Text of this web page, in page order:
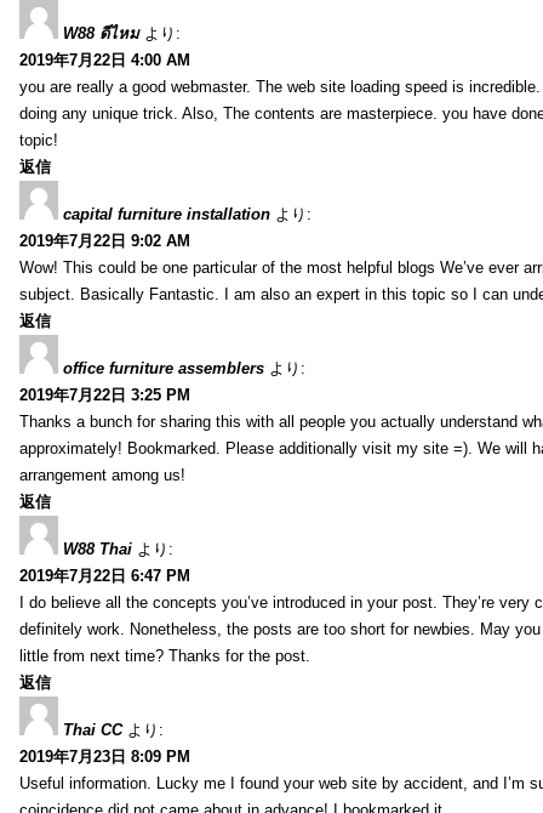
W88 ดีไหม より:
2019年7月22日 4:00 AM
you are really a good webmaster. The web site loading speed is
doing any unique trick. Also, The contents are masterpiece. you have
topic!
返信
capital furniture installation より:
2019年7月22日 9:02 AM
Wow! This could be one particular of the most helpful blogs We’ve ever
subject. Basically Fantastic. I am also an expert in this topic so I can
返信
office furniture assemblers より:
2019年7月22日 3:25 PM
Thanks a bunch for sharing this with all people you actually understand
approximately! Bookmarked. Please additionally visit my site =). We will
arrangement among us!
返信
W88 Thai より:
2019年7月22日 6:47 PM
I do believe all the concepts you’ve introduced in your post. They’re very
definitely work. Nonetheless, the posts are too short for newbies. May
little from next time? Thanks for the post.
返信
Thai CC より:
2019年7月23日 8:09 PM
Useful information. Lucky me I found your web site by accident, and I’m
coincidence did not came about in advance! I bookmarked it.